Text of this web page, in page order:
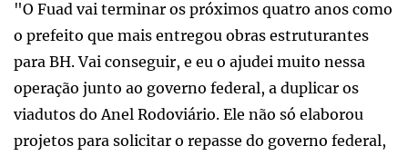
"O Fuad vai terminar os próximos quatro anos como
o prefeito que mais entregou obras estruturantes
para BH. Vai conseguir, e eu o ajudei muito nessa
operação junto ao governo federal, a duplicar os
viadutos do Anel Rodoviário. Ele não só elaborou
projetos para solicitar o repasse do governo federal,